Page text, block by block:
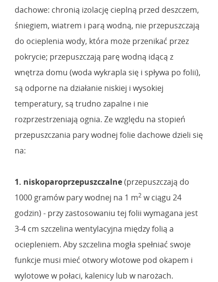
dachowe: chronią izolację cieplną przed deszczem,
śniegiem, wiatrem i parą wodną, nie przepuszczają
do ocieplenia wody, która może przenikać przez
pokrycie; przepuszczają parę wodną idącą z
wnętrza domu (woda wykrapla się i spływa po folii),
są odporne na działanie niskiej i wysokiej
temperatury, są trudno zapalne i nie
rozprzestrzeniają ognia. Ze względu na stopień
przepuszczania pary wodnej folie dachowe dzieli się
na:
1. niskoparoprzepuszczalne(przepuszczają do
1000 gramów pary wodnej na 1 m2 w ciągu 24
godzin) - przy zastosowaniu tej folii wymagana jest
3-4 cm szczelina wentylacyjna między folią a
ociepleniem. Aby szczelina mogła spełniać swoje
funkcje musi mieć otwory wlotowe pod okapem i
wylotowe w połaci, kalenicy lub w narożach.